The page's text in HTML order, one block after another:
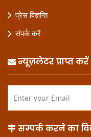
प्रेस विज्ञप्ति
संपर्क करें
न्यूज़लेटर प्राप्त करें
सम्पर्क करने का